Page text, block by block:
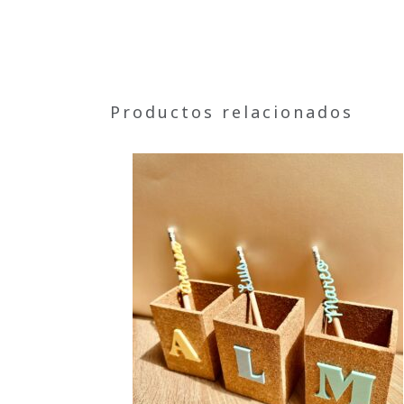
Productos relacionados